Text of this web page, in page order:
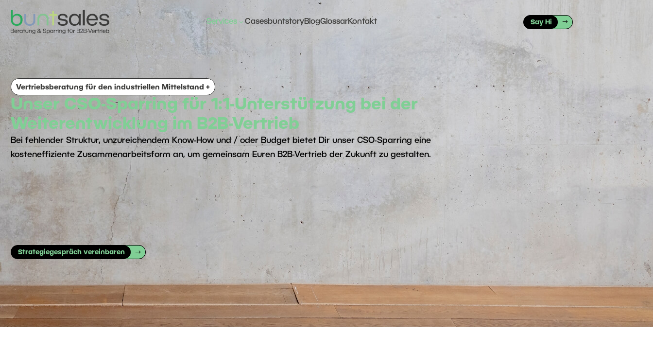
Services3
Check
Go-To-Market Strategie
Kundensegmentstrategien
Vertriebsprozesse
Vertriebsorganisation
Vertriebssteuerung
Change-
Management
CSO-
Sparring
CasesbuntstoryBlogGlossarKontakt Say Hi
Vertriebsberatung für den industriellen Mittelstand +
Unser CSO-Sparring für 1:1-Unterstützung bei der
Weiterentwicklung im B2B-Vertrieb
Bei fehlender Struktur, unzureichendem Know-How und / oder Budget bietet Dir unser CSO-Sparring eine
kosteneffiziente Zusammenarbeitsform an, um gemeinsam Euren B2B-Vertrieb der Zukunft zu gestalten.
Strategiegespräch vereinbaren